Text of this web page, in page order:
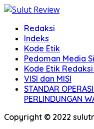
Redaksi
Indeks
Kode Etik
Pedoman Media
Kode Etik
VISI dan MISI
STANDAR
PERLINDUNGAN
Copyright © 2022